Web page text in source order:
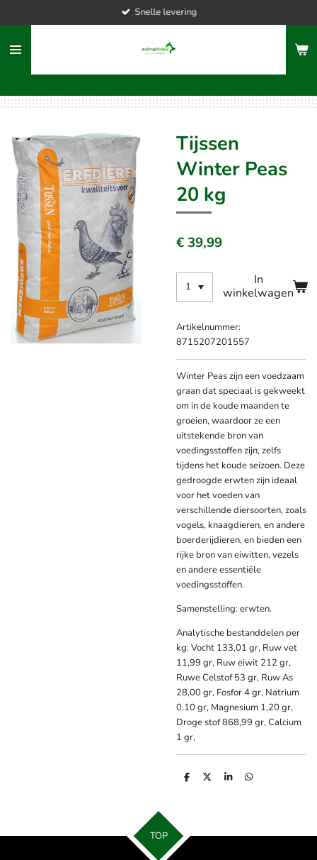
naar
hoofdinhoud
Snelle levering
Tijssen
Winter Peas
20 kg
€ 39,99
In
winkelwagen
Artikelnummer:
8715207201557
Winter Peas zijn een voedzaam
graan dat speciaal is gekweekt
om in de koude maanden te
groeien, waardoor ze een
uitstekende bron van
voedingsstoffen zijn, zelfs
tijdens het koude seizoen. Deze
gedroogde erwten zijn ideaal
voor het voeden van
verschillende diersoorten, zoals
vogels, knaagdieren, en andere
boerderijdieren, en bieden een
rijke bron van eiwitten, vezels
en andere essentiële
voedingsstoffen.
Samenstelling: erwten.
Analytische bestanddelen per
kg: Vocht 133,01 gr, Ruw vet
11,99 gr, Ruw eiwit 212 gr,
Ruwe Celstof 53 gr, Ruw As
28,00 gr, Fosfor 4 gr, Natrium
0,10 gr, Magnesium 1,20 gr,
Droge stof 868,99 gr, Calcium
1 gr,
D
D
S
D
TOP